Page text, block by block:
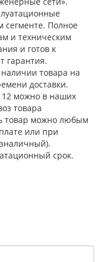
сегменте. Полное
и техническим
и готов к
гарантия.
товара на
доставки.
12 можно в наших
товара
товар можно любым
или при
срок.